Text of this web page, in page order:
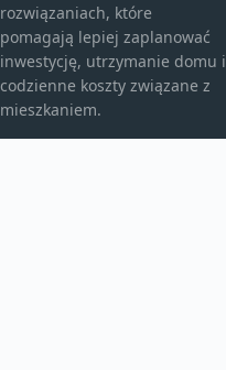
rozwiązaniach, które
pomagają lepiej zaplanować
inwestycję, utrzymanie domu i
codzienne koszty związane z
mieszkaniem.